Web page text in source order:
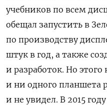
учебников по всем
обещал запустить в
по производству
штук в год, а также
и разработок. Но
и ни одного планшета
и не увидел. В 2015